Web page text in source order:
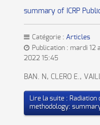
summary of ICRP
Catégorie : Articles
Publication : mardi 12
2022 15:45
BAN. N, CLERO E.,
Lire la suite :
methodology: